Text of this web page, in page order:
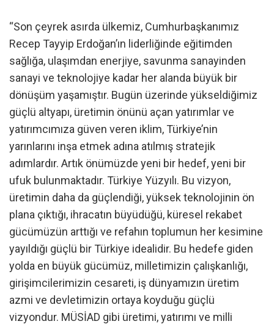
“Son çeyrek asırda ülkemiz, Cumhurbaşkanımız
Recep Tayyip Erdoğan’ın liderliğinde eğitimden
sağlığa, ulaşımdan enerjiye, savunma sanayinden
sanayi ve teknolojiye kadar her alanda büyük bir
dönüşüm yaşamıştır. Bugün üzerinde yükseldiğimiz
güçlü altyapı, üretimin önünü açan yatırımlar ve
yatırımcımıza güven veren iklim, Türkiye’nin
yarınlarını inşa etmek adına atılmış stratejik
adımlardır. Artık önümüzde yeni bir hedef, yeni bir
ufuk bulunmaktadır. Türkiye Yüzyılı. Bu vizyon,
üretimin daha da güçlendiği, yüksek teknolojinin ön
plana çıktığı, ihracatın büyüdüğü, küresel rekabet
gücümüzün arttığı ve refahın toplumun her kesimine
yayıldığı güçlü bir Türkiye idealidir. Bu hedefe giden
yolda en büyük gücümüz, milletimizin çalışkanlığı,
girişimcilerimizin cesareti, iş dünyamızın üretim
azmi ve devletimizin ortaya koyduğu güçlü
vizyondur. MÜSİAD gibi üretimi, yatırımı ve milli